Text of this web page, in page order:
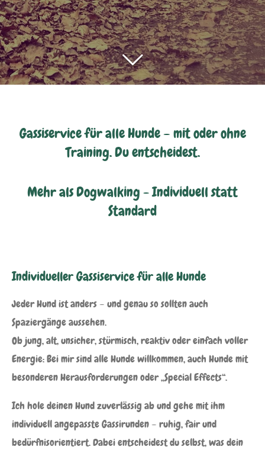
Gassiservice für alle Hunde – mit oder ohne
Training. Du entscheidest.
Mehr als Dogwalking - Individuell statt
Standard
Individueller Gassiservice für alle Hunde
Jeder Hund ist anders – und genau so sollten auch
Spaziergänge aussehen.
Ob jung, alt, unsicher, stürmisch, reaktiv oder einfach voller
Energie: Bei mir sind alle Hunde willkommen, auch Hunde mit
besonderen Herausforderungen oder „Special Effects“.
Ich hole deinen Hund zuverlässig ab und gehe mit ihm
individuell angepasste Gassirunden – ruhig, fair und
bedürfnisorientiert. Dabei entscheidest du selbst, was dein